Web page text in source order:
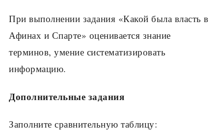
При выполнении задания «Какой была власть в
Афинах и Спарте» оценивается знание
терминов, умение систематизировать
информацию.
Дополнительные задания
Заполните сравнительную таблицу: